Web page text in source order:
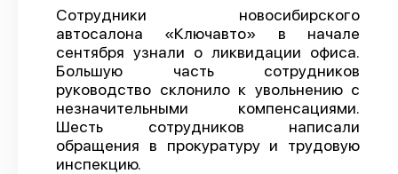
Политика конфиденциальности
Сотрудники новосибирского
автосалона «Ключавто» в начале
сентября узнали о ликвидации офиса.
Большую часть сотрудников
руководство склонило к увольнению с
незначительными компенсациями.
Шесть сотрудников написали
обращения в прокуратуру и трудовую
инспекцию.